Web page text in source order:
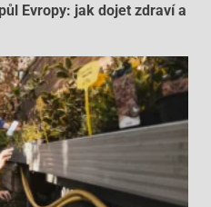
Evropy: jak dojet zdraví a